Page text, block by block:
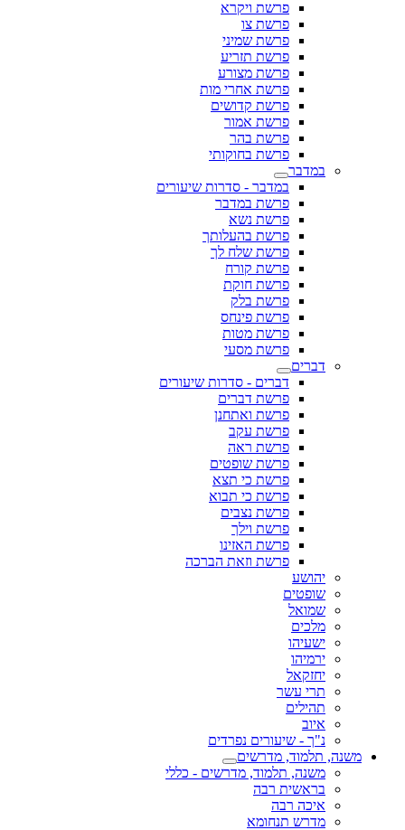
פרשת ויקרא
פרשת צו
פרשת שמיני
פרשת תזריע
פרשת מצורע
פרשת אחרי מות
פרשת קדושים
פרשת אמור
פרשת בהר
פרשת בחוקותי
במדבר
במדבר - סדרות שיעורים
פרשת במדבר
פרשת נשא
פרשת בהעלותך
פרשת שלח לך
פרשת קורח
פרשת חוקת
פרשת בלק
פרשת פינחס
פרשת מטות
פרשת מסעי
דברים
דברים - סדרות שיעורים
פרשת דברים
פרשת ואתחנן
פרשת עקב
פרשת ראה
פרשת שופטים
פרשת כי תצא
פרשת כי תבוא
פרשת נצבים
פרשת וילך
פרשת האזינו
פרשת וזאת הברכה
יהושע
שופטים
שמואל
מלכים
ישעיהו
ירמיהו
יחזקאל
תרי עשר
תהילים
איוב
נ"ך - שיעורים נפרדים
משנה, תלמוד, מדרשים
משנה, תלמוד, מדרשים - כללי
בראשית רבה
איכה רבה
מדרש תנחומא